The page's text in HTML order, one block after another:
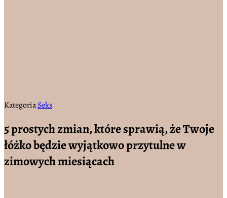
KategoriaSeks
5 prostych zmian, które sprawią, że Twoje
łóżko będzie wyjątkowo przytulne w
zimowych miesiącach